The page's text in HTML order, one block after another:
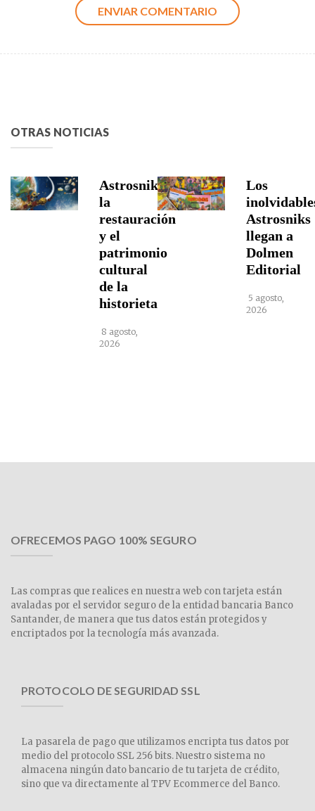
OTRAS NOTICIAS
Astrosniks,
la
restauración
y el
patrimonio
cultural
de la
historieta
8 agosto,
2026
Los
Astrosniks
llegan a
Dolmen
Editorial
5 agosto,
2026
OFRECEMOS PAGO 100% SEGURO
Las compras que realices en nuestra web con tarjeta están
avaladas por el servidor seguro de la entidad bancaria Banco
Santander, de manera que tus datos están protegidos y
encriptados por la tecnología más avanzada.
PROTOCOLO DE SEGURIDAD SSL
La pasarela de pago que utilizamos encripta tus datos por
medio del protocolo SSL 256 bits. Nuestro sistema no
almacena ningún dato bancario de tu tarjeta de crédito,
sino que va directamente al TPV Ecommerce del Banco.